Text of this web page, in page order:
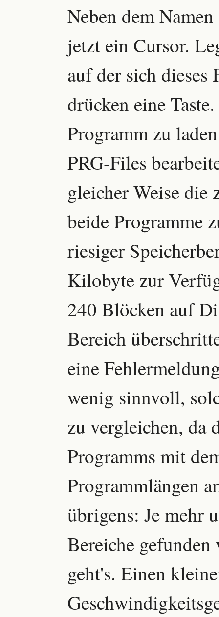
Neben dem
jetzt ein Cursor.
auf der sich
drücken eine
Programm zu
PRG-Files
gleicher Weise die
beide Programme
riesiger
Kilobyte zur
240 Blöcken auf
Bereich
eine
wenig sinnvoll,
zu vergleichen, da
Programms mit
Programmlängen
übrigens: Je mehr
Bereiche gefunden
geht's. Einen